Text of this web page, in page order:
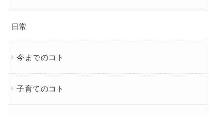
日常
今までのコト
子育てのコト